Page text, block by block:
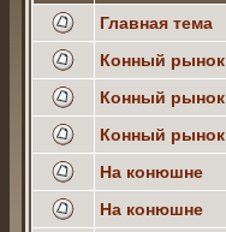
Главная тема
Конный рынок
Конный рынок
Конный рынок
На конюшне
На конюшне